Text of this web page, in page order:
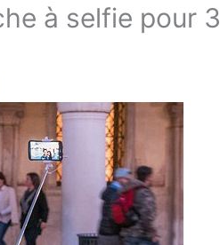
à selfie pour 3